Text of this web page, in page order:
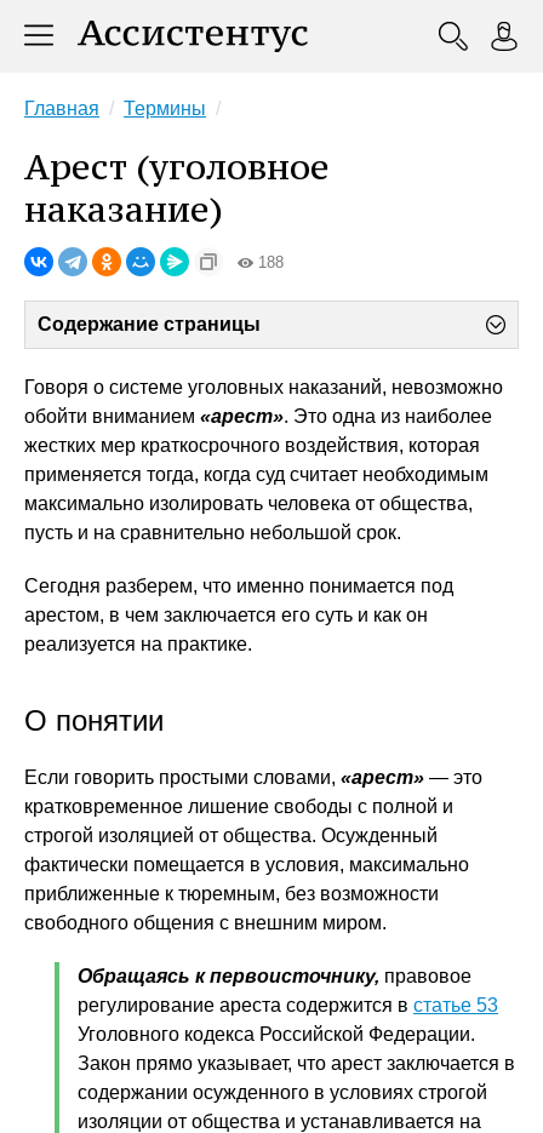
Главная Термины
Арест (уголовное
наказание)
188
Содержание страницы
Говоря о системе уголовных наказаний, невозможно
обойти вниманием «арест». Это одна из наиболее
жестких мер краткосрочного воздействия, которая
применяется тогда, когда суд считает необходимым
максимально изолировать человека от общества,
пусть и на сравнительно небольшой срок.
Сегодня разберем, что именно понимается под
арестом, в чем заключается его суть и как он
реализуется на практике.
О понятии
Если говорить простыми словами, «арест» — это
кратковременное лишение свободы с полной и
строгой изоляцией от общества. Осужденный
фактически помещается в условия, максимально
приближенные к тюремным, без возможности
свободного общения с внешним миром.
Обращаясь к первоисточнику, правовое
регулирование ареста содержится в статье 53
Уголовного кодекса Российской Федерации.
Закон прямо указывает, что арест заключается в
содержании осужденного в условиях строгой
изоляции от общества и устанавливается на